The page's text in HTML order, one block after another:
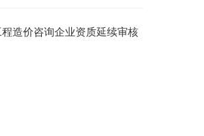
造价咨询企业资质延续审核